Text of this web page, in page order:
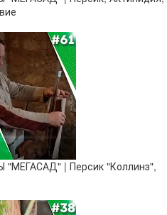
| Персик "Коллинз",